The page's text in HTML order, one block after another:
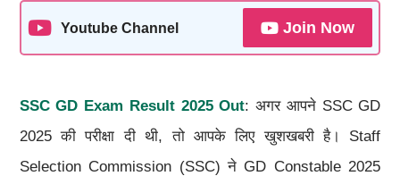
Youtube Channel Join Now
SSC GD Exam Result 2025 Out: अगर आपने SSC GD
2025 की परीक्षा दी थी, तो आपके लिए खुशखबरी है। Staff
Selection Commission (SSC) ने GD Constable 2025